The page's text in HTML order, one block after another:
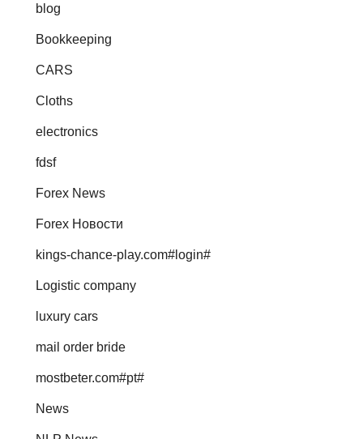
blog
Bookkeeping
CARS
Cloths
electronics
fdsf
Forex News
Forex Новости
kings-chance-play.com#login#
Logistic company
luxury cars
mail order bride
mostbeter.com#pt#
News